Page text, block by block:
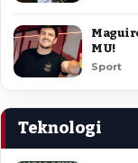
MU!
Sport
Teknologi